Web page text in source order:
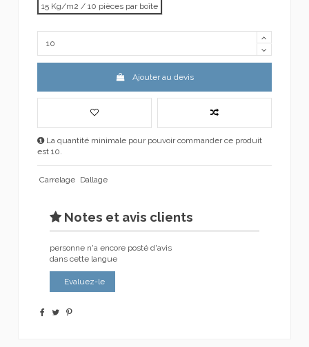
15 Kg/m2 / 10 pièces par boîte
Ajouter au devis
La quantité minimale pour pouvoir commander ce produit
est 10.
Carrelage Dallage
Notes et avis clients
personne n'a encore posté d'avis
dans cette langue
Evaluez-le